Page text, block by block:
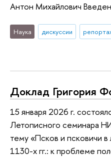
Антон Михайлович
Наука дискуссии
Доклад Григория
15 января 2026 г.
Летописного семинара
тему «Псков и псковичи
1130-х гг.: к проблеме